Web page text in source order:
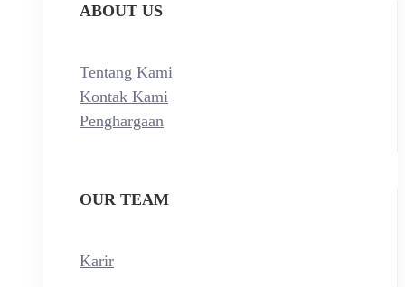
ABOUT US
Tentang Kami
Kontak Kami
Penghargaan
OUR TEAM
Karir